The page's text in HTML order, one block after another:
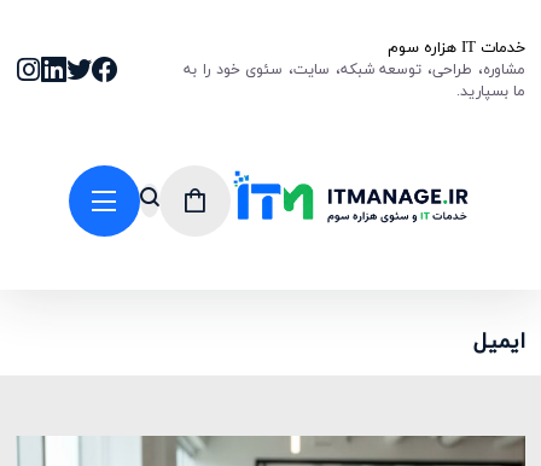
خدمات IT هزاره سوم
مشاوره، طراحی، توسعه شبکه، سایت، سئوی خود را به
ما بسپارید.
ایمیل